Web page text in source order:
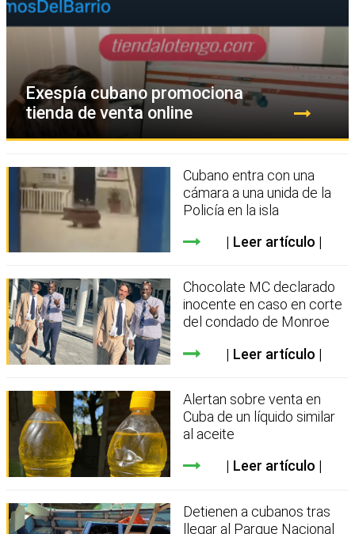
Exespía cubano promociona
tienda de venta online
Cubano entra con una
cámara a una unida de la
Policía en la isla
Leer artículo
Chocolate MC declarado
inocente en caso en corte
del condado de Monroe
Leer artículo
Alertan sobre venta en
Cuba de un líquido similar
al aceite
Leer artículo
Detienen a cubanos tras
llegar al Parque Nacional